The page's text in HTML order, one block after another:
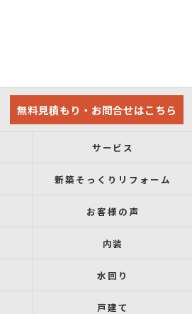
無料見積もり・お問合せはこちら
サービス
新築そっくりリフォーム
お客様の声
内装
水回り
戸建て